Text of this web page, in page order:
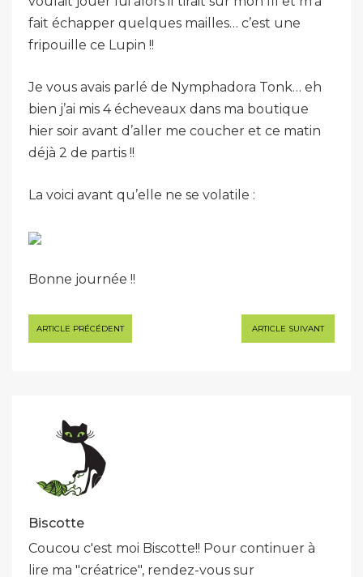
fait échapper quelques mailles… c’est une
fripouille ce Lupin !!
Je vous avais parlé de Nymphadora Tonk… eh
bien j’ai mis 4 écheveaux dans ma boutique
hier soir avant d’aller me coucher et ce matin
déjà 2 de partis !!
La voici avant qu’elle ne se volatile :
Bonne journée !!
Navigation
de
ARTICLE PRÉCÉDENT ARTICLE SUIVANT
Biscotte
Coucou c'est moi Biscotte!! Pour continuer à
lire ma "créatrice", rendez-vous sur